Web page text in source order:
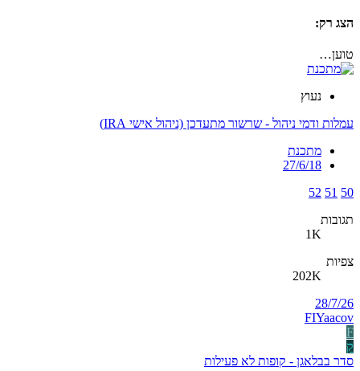
הצג רק:
טוען…
נעוץ
עמלות ודמי ניהול - שרשור מתעדכן (ניהול אישי IRA)
מתכנת
27/6/18
50
51
52
תגובות
1K
צפיות
202K
28/7/26
FIYaacov
F
ק
סדר בבלאגן - קופות לא פעילות